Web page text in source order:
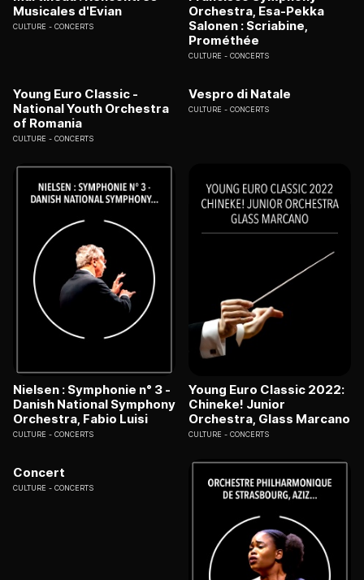
Musicales d'Evian
CULTURE CONCERTS
Orchestra, Esa-Pekka
Salonen : Scriabine,
Prométhée
CULTURE CONCERTS
Young Euro Classic -
National Youth Orchestra
of Romania
CULTURE CONCERTS
Vespro di Natale
CULTURE CONCERTS
Nielsen : Symphonie n° 3 -
Danish National Symphony
Orchestra, Fabio Luisi
CULTURE CONCERTS
Young Euro Classic 2022:
Chineke! Junior
Orchestra, Glass Marcano
CULTURE CONCERTS
Concert
CULTURE CONCERTS